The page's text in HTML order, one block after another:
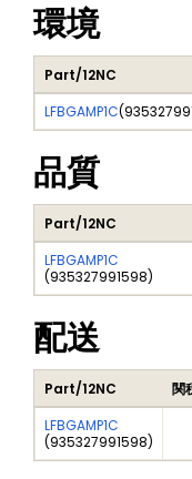
環境
Part/12NC
LFBGAMP1C(
品質
Part/12NC
LFBGAMP1C
(935327991598)
配送
Part/12NC 関
LFBGAMP1C
(935327991598)